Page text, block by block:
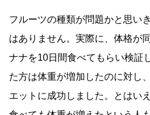
フルーツの種類が問題かと思い
はありません。実際に、体格が
ナナを10日間食べてもらい検証
た方は体重が増加したのに対し
エットに成功しました。とはい